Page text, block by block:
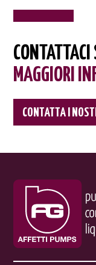
CONTATTACI
MAGGIORI
CONTATTA I